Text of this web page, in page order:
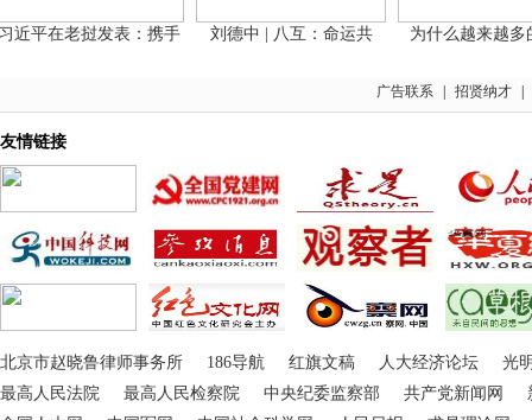
平在老挝发表：携手 刘德中 | 八互：命运共 为什么越来越多的
广告联系 招贤纳才
友情链接
北京市赵晓鲁律师事务所 186导航 红旗文稿 人大经济论坛
光
最高人民法院
最高人民检察院 中央纪委监察部 共产党新闻网